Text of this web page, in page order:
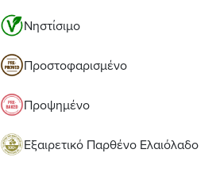
Νηστίσιμο
Προστοφαρισμένο
Προψημένο
Εξαιρετικό Παρθένο Ελαιόλαδο